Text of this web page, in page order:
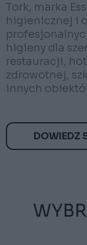
Tork, marka
higienicznej i
higieny dla
restauracji,
zdrowotnej,
innych
DOWIEDZ